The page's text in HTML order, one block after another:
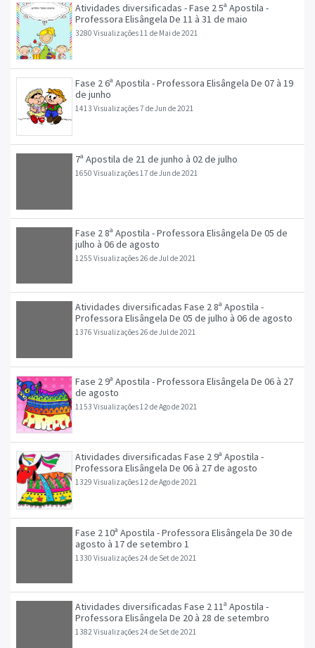
Atividades diversificadas - Fase 2 5ª Apostila -
Professora Elisângela De 11 à 31 de maio
3280 Visualizações 11 de Mai de 2021
Fase 2 6ª Apostila - Professora Elisângela De 07 à 19
de junho
1413 Visualizações7 de Jun de 2021
7ª Apostila de 21 de junho à 02 de julho
1650 Visualizações 17 de Jun de 2021
Fase 2 8ª Apostila - Professora Elisângela De 05 de
julho à 06 de agosto
1255 Visualizações26 de Jul de 2021
Atividades diversificadas Fase 2 8ª Apostila -
Professora Elisângela De 05 de julho à 06 de agosto
1376 Visualizações26 de Jul de 2021
Fase 2 9ª Apostila - Professora Elisângela De 06 à 27
de agosto
1153 Visualizações 12 de Ago de 2021
Atividades diversificadas Fase 2 9ª Apostila -
Professora Elisângela De 06 à 27 de agosto
1329 Visualizações12 de Ago de 2021
Fase 2 10ª Apostila - Professora Elisângela De 30 de
agosto à 17 de setembro 1
1330 Visualizações24 de Set de 2021
Atividades diversificadas Fase 2 11ª Apostila -
Professora Elisângela De 20 à 28 de setembro
1382 Visualizações24 de Set de 2021